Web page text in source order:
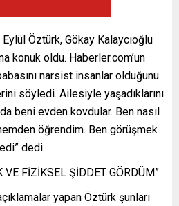
Öztürk, Gökay Kalaycıoğlu
konuk oldu. Haberler.com’un
narsist insanlar olduğunu
söyledi. Ailesiyle yaşadıklarını
beni evden kovdular. Ben nasıl
öğrendim. Ben görüşmek
dedi.
FİZİKSEL ŞİDDET GÖRDÜM”
yapan Öztürk şunları